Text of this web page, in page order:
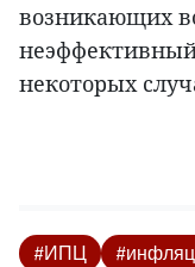
возникающих
некоторых
#ИПЦ